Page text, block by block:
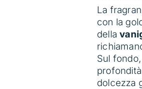
La
con la
della
Sul fondo,
dolcezza